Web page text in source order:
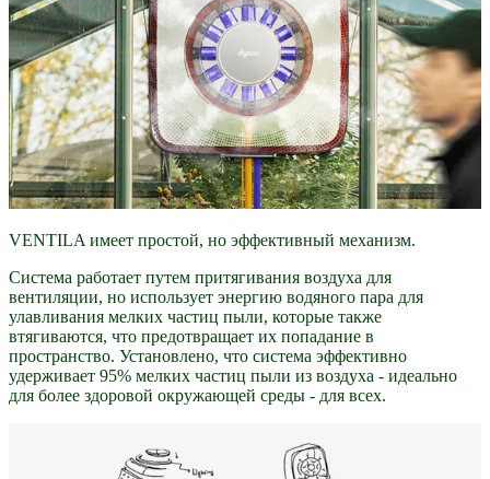
VENTILA имеет простой, но эффективный механизм.
Система работает путем притягивания воздуха для
вентиляции, но использует энергию водяного пара для
улавливания мелких частиц пыли, которые также
втягиваются, что предотвращает их попадание в
пространство. Установлено, что система эффективно
удерживает 95% мелких частиц пыли из воздуха - идеально
для более здоровой окружающей среды - для всех.